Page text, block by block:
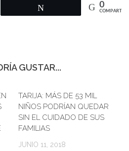
0
COMPARTIR
GUSTAR...
TARIJA: MÁS DE 53 MIL
NIÑOS PODRÍAN QUEDAR
SIN EL CUIDADO DE SUS
FAMILIAS
JUNIO 11, 2018